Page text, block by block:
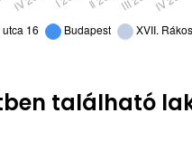
található